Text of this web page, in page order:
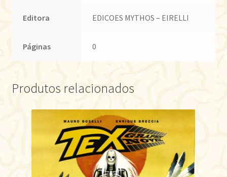
Editora EDICOES MYTHOS – EIRELLI
Páginas 0
Produtos relacionados